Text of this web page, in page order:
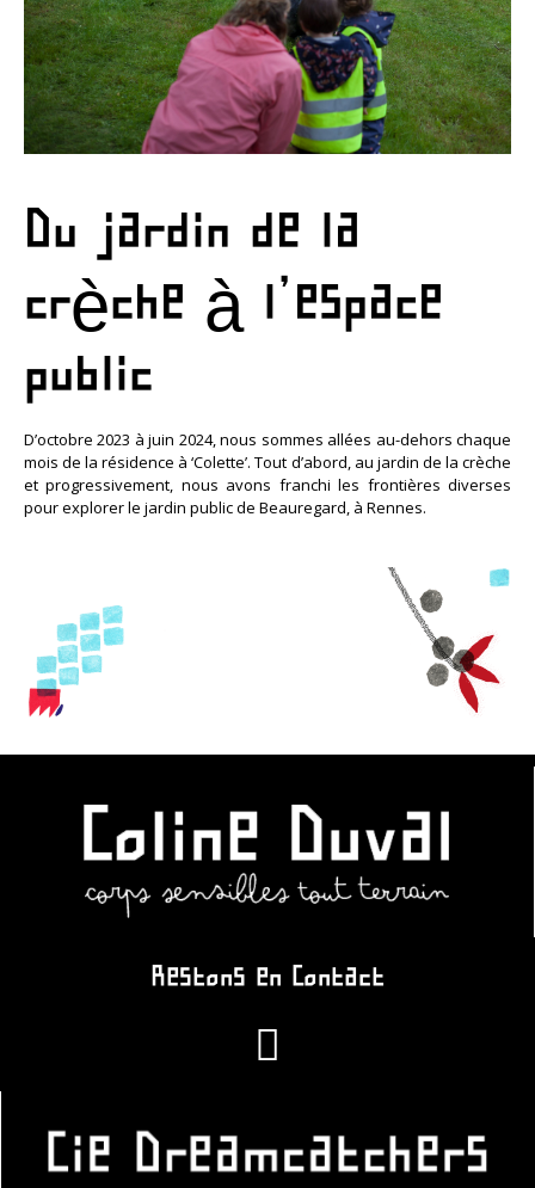
Du jardin de la
crèche à l’espace
public
D’octobre 2023 à juin 2024, nous sommes allées au-dehors chaque
mois de la résidence à ‘Colette’. Tout d’abord, au jardin de la crèche
et progressivement, nous avons franchi les frontières diverses
pour explorer le jardin public de Beauregard, à Rennes.
Restons en Contact